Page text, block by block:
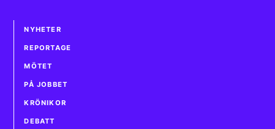
NYHETER
REPORTAGE
MÖTET
PÅ JOBBET
KRÖNIKOR
DEBATT